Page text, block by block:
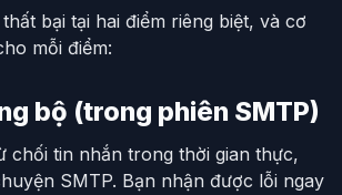
bại tại hai điểm riêng biệt, và cơ
mỗi điểm:
bộ (trong phiên SMTP)
chối tin nhắn trong thời gian thực,
SMTP. Bạn nhận được lỗi ngay